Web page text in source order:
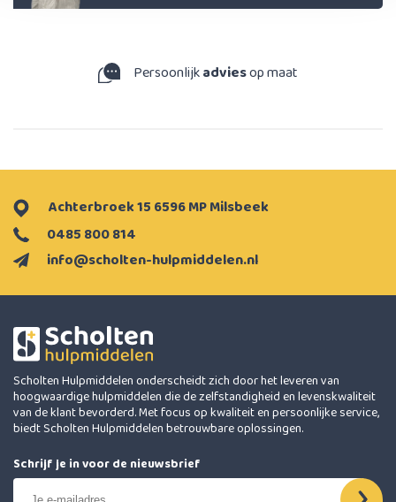
Persoonlijkadviesop maat
info@scholten-hulpmiddelen.nl
0485 800 814
Achterbroek 15 6596 MP Milsbeek
Scholten Hulpmiddelen onderscheidt zich door het leveren van
hoogwaardige hulpmiddelen die de zelfstandigheid en levenskwaliteit
van de klant bevorderd. Met focus op kwaliteit en persoonlijke service,
biedt Scholten Hulpmiddelen betrouwbare oplossingen.
Schrijf je in voor de nieuwsbrief